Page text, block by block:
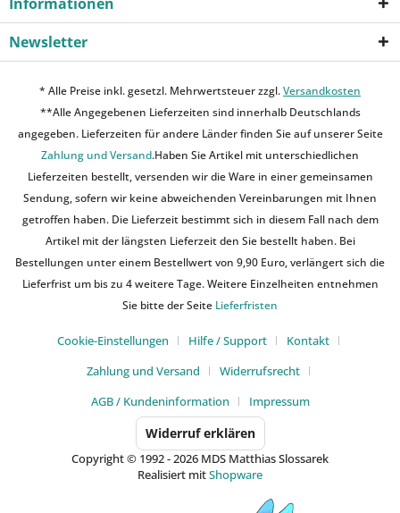
Newsletter
* Alle Preise inkl. gesetzl. Mehrwertsteuer zzgl.Versandkosten
**Alle Angegebenen Lieferzeiten sind innerhalb Deutschlands
angegeben. Lieferzeiten für andere Länder finden Sie auf unserer Seite
Zahlung und Versand.Haben Sie Artikel mit unterschiedlichen
Lieferzeiten bestellt, versenden wir die Ware in einer gemeinsamen
Sendung, sofern wir keine abweichenden Vereinbarungen mit Ihnen
getroffen haben. Die Lieferzeit bestimmt sich in diesem Fall nach dem
Artikel mit der längsten Lieferzeit den Sie bestellt haben. Bei
Bestellungen unter einem Bestellwert von 9,90 Euro, verlängert sich die
Lieferfrist um bis zu 4 weitere Tage. Weitere Einzelheiten entnehmen
Sie bitte der Seite Lieferfristen
Cookie-Einstellungen Hilfe / Support
Kontakt
Zahlung und Versand
Widerrufsrecht
AGB / Kundeninformation
Impressum
Widerruf erklären
Copyright © 1992 - 2026 MDS Matthias Slossarek
Realisiert mitShopware